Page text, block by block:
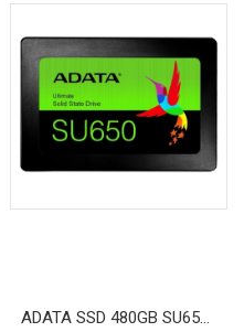
ADATA SSD 480GB SU650 SATA 3D Nand